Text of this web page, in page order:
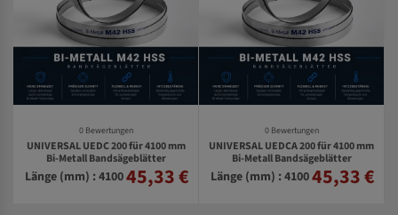
0 Bewertungen
UNIVERSAL UEDC 200 für 4100 mm
Bi-Metall Bandsägeblätter
Länge (mm) : 410045,33 €
0 Bewertungen
UNIVERSAL UEDCA 200 für 4100 mm
Bi-Metall Bandsägeblätter
Länge (mm) : 410045,33 €